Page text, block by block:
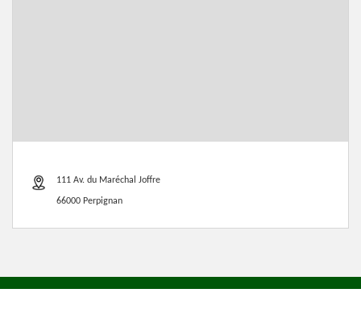
111 Av. du Maréchal Joffre
66000 Perpignan